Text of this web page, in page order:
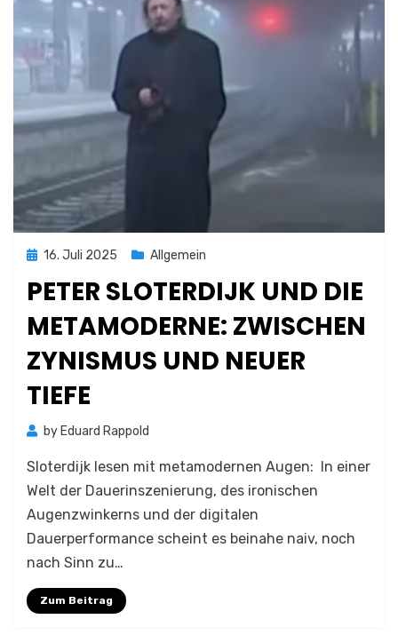
Posted
16. Juli 2025 Allgemein
PETER SLOTERDIJK UND DIE
METAMODERNE: ZWISCHEN
ZYNISMUS UND NEUER
TIEFE
by Eduard Rappold
Sloterdijk lesen mit metamodernen Augen: In einer
Welt der Dauerinszenierung, des ironischen
Augenzwinkerns und der digitalen
Dauerperformance scheint es beinahe naiv, noch
nach Sinn zu…
Zum Beitrag